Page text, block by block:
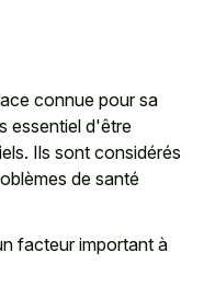
connue pour sa
essentiel d'être
Ils sont considérés
de santé
facteur important à